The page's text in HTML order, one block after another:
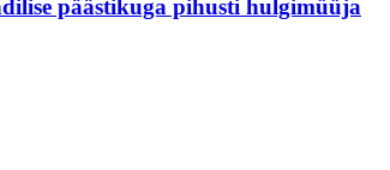
päästikuga pihusti hulgimüüja